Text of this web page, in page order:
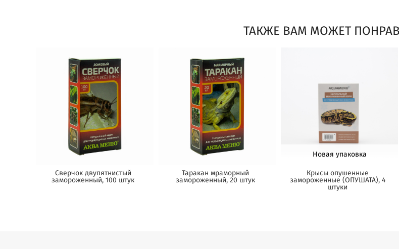
ТАКЖЕ ВАМ МОЖЕТ
Сверчок двупятнистый
замороженный, 100 штук
Таракан мраморный
замороженный, 20 штук
Новая упаковка
Крысы опушенные
замороженные (ОПУШАТА), 4
штуки